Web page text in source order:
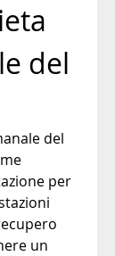
del
del
per
un